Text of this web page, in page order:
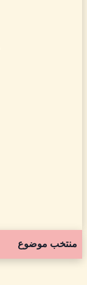
منتخب موضوع